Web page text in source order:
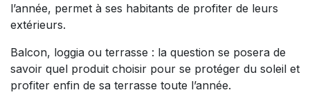
l’année, permet à ses habitants de profiter de leurs
extérieurs.
Balcon, loggia ou terrasse : la question se posera de
savoir quel produit choisir pour se protéger du soleil et
profiter enfin de sa terrasse toute l’année.